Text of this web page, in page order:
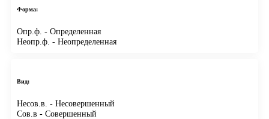
Форма:
Опр.ф. - Определенная
Неопр.ф. - Неопределенная
Вид:
Несов.в. - Несовершенный
Сов.в - Совершенный